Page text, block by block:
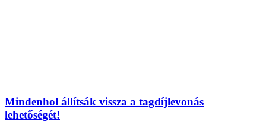
Mindenhol állítsák vissza a tagdíjlevonás
lehetőségét!